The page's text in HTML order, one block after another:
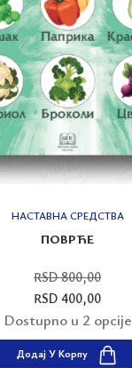
НАСТАВНА СРЕДСТВА
ПОВРЋЕ
RSD 800,00
RSD 400,00
Dostupno u 2 opcije
Додај У Корпу